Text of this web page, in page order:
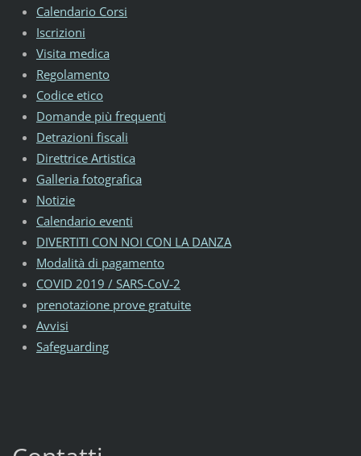
Calendario Corsi
Iscrizioni
Visita medica
Regolamento
Codice etico
Domande più frequenti
Detrazioni fiscali
Direttrice Artistica
Galleria fotografica
Notizie
Calendario eventi
DIVERTITI CON NOI CON LA DANZA
Modalità di pagamento
COVID 2019 / SARS-CoV-2
prenotazione prove gratuite
Avvisi
Safeguarding